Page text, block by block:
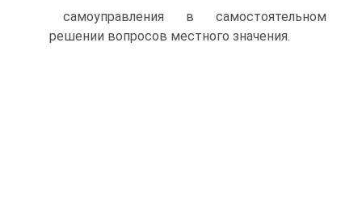
самоуправления в самостоятельном
решении вопросов местного значения.